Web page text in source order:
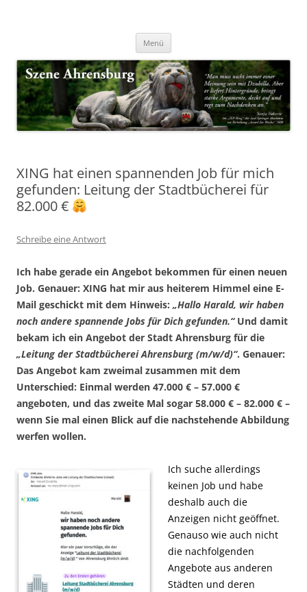
Szene Ahrensburg
Menü
XING hat einen spannenden Job für mich
gefunden: Leitung der Stadtbücherei für
82.000 €
Schreibe eine Antwort
Ich habe gerade ein Angebot bekommen für einen neuen
Job. Genauer: XING hat mir aus heiterem Himmel eine E-
Mail geschickt mit dem Hinweis: „Hallo Harald, wir haben
noch andere spannende Jobs für Dich gefunden.“Und damit
bekam ich ein Angebot der Stadt Ahrensburg für die
„Leitung der Stadtbücherei Ahrensburg (m/w/d)“. Genauer:
Das Angebot kam zweimal zusammen mit dem
Unterschied: Einmal werden 47.000 € – 57.000 €
angeboten, und das zweite Mal sogar 58.000 € – 82.000 € –
wenn Sie mal einen Blick auf die nachstehende Abbildung
werfen wollen.
Ich suche allerdings
keinen Job und habe
deshalb auch die
Anzeigen nicht geöffnet.
Genauso wie auch nicht
die nachfolgenden
Angebote aus anderen
Städten und deren